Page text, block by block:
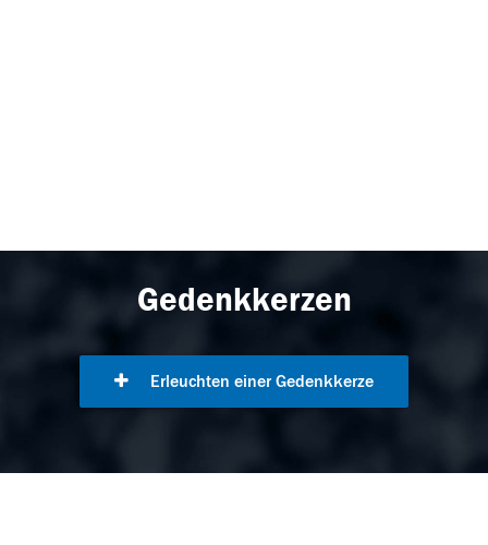
Gedenkkerzen
Erleuchten einer Gedenkkerze